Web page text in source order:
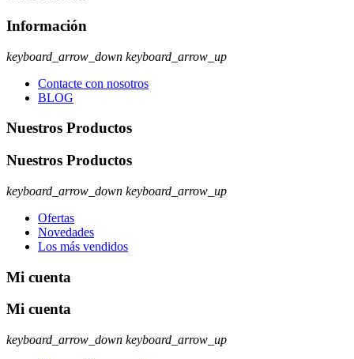
Información
keyboard_arrow_down keyboard_arrow_up
Contacte con nosotros
BLOG
Nuestros Productos
Nuestros Productos
keyboard_arrow_down keyboard_arrow_up
Ofertas
Novedades
Los más vendidos
Mi cuenta
Mi cuenta
keyboard_arrow_down keyboard_arrow_up